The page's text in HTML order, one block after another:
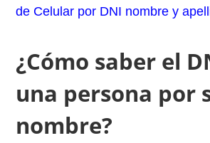
de Celular por DNI nombre y
¿Cómo saber el
una persona por
nombre?